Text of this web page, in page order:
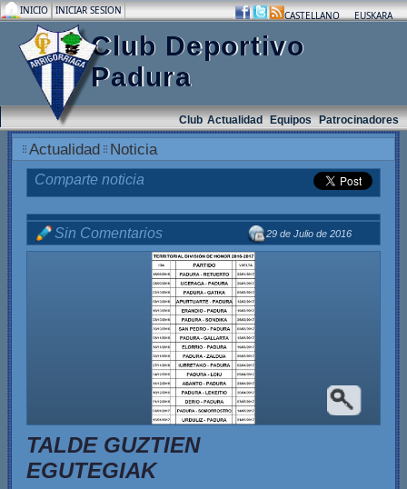
INICIO INICIAR SESION . . . CASTELLANO EUSKARA
Club Deportivo
Padura
Club Actualidad Equipos Patrocinadores
Actualidad Noticia
Comparte noticia
Sin Comentarios 29 de Julio de 2016
.
TALDE GUZTIEN
EGUTEGIAK